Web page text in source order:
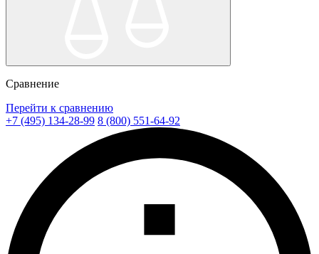
Сравнение
Перейти к сравнению
+7 (495) 134-28-99 8 (800) 551-64-92